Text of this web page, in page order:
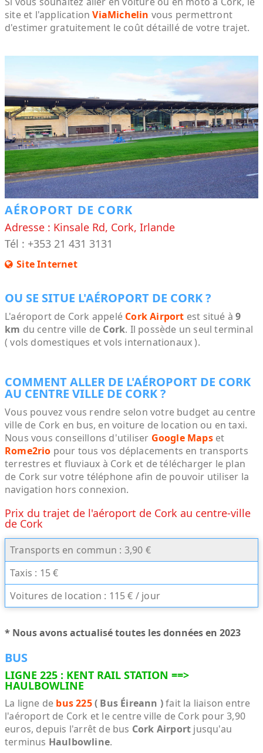
site et l'applicationViaMichelin vous permettront
d'estimer gratuitement le coût détaillé de votre trajet.
AÉROPORT DE CORK
Adresse : Kinsale Rd, Cork, Irlande
Tél : +353 21 431 3131
Site Internet
OU SE SITUE L'AÉROPORT DE CORK ?
L'aéroport de Cork appelé Cork Airport est situé à9
km du centre ville de Cork. Il possède un seul terminal
( vols domestiques et vols internationaux ).
COMMENT ALLER DE L'AÉROPORT DE CORK
AU CENTRE VILLE DE CORK ?
Vous pouvez vous rendre selon votre budget au centre
ville de Cork en bus, en voiture de location ou en taxi.
Nous vous conseillons d'utiliser Google Mapset
Rome2rio pour tous vos déplacements en transports
terrestres et fluviaux à Cork et de télécharger le plan
de Cork sur votre téléphone afin de pouvoir utiliser la
navigation hors connexion.
Prix du trajet de l'aéroport de Cork au centre-ville
de Cork
Transports en commun : 3,90 €
Taxis : 15 €
Voitures de location : 115 € / jour
* Nous avons actualisé toutes les données en 2023
BUS
LIGNE 225 : KENT RAIL STATION ==>
HAULBOWLINE
La ligne de bus 225( Bus Éireann )fait la liaison entre
l'aéroport de Cork et le centre ville de Cork pour 3,90
euros, depuis l'arrêt de bus Cork Airport jusqu'au
terminus Haulbowline.